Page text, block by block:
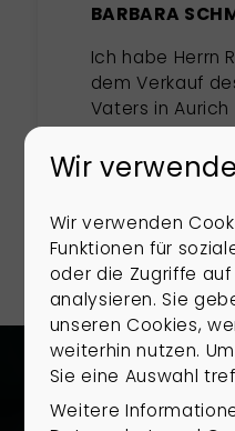
BARBARA
Ich habe Herrn
dem Verkauf
Vaters in
beim ersten
er mich durch
ersten
deutlich, dass
regionale
Bei seiner
Objektes hat er
Nachteile
ein
vorgeschlagen.
Wir
Wir verwenden
Funktionen für
oder die Zugriffe
analysieren. Sie
unseren Cookies,
weiterhin nutzen.
Sie eine Auswahl
Weitere